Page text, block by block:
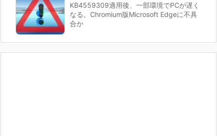
KB4559309適用後、一部環境でPCが遅く
なる。Chromium版Microsoft Edgeに不具
合か